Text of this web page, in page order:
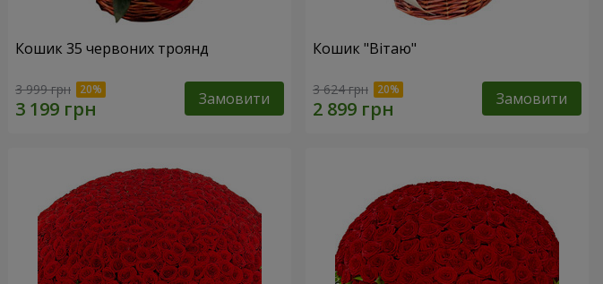
Кошик 35 червоних троянд
3 999 грн Замовити
Кошик "Вітаю"
3 624 грн Замовити